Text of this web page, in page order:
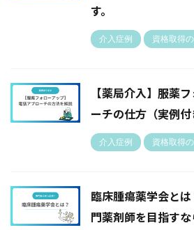
す。
介入症例 資格取得
【薬局介入】服薬
ーチの仕方（実例付
介入症例 資格取得
臨床腫瘍薬学会と
門薬剤師を目指すな